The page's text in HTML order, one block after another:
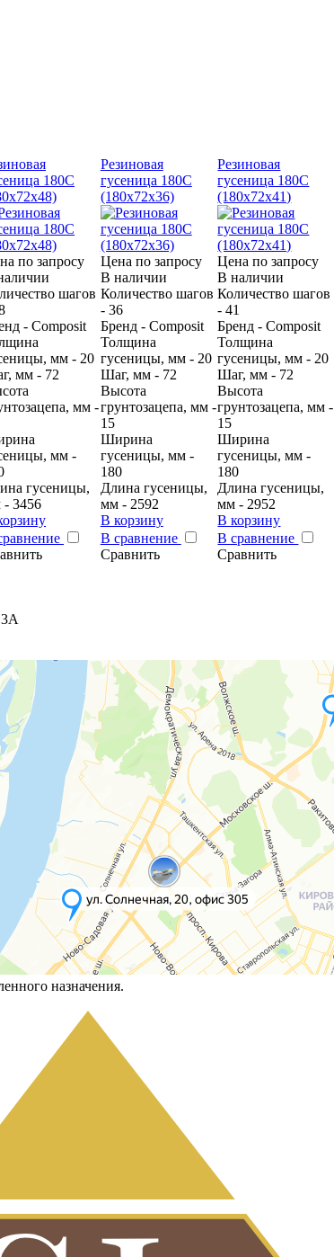
180С
по запросу
шагов
- Composit
мм - 20
мм - 72
мм -
мм -
гусеницы,
3456
Резиновая
гусеница 180С
(180х72х36)
Цена по запросу
В наличии
Количество шагов
- 36
Бренд - Composit
Толщина
гусеницы, мм - 20
Шаг, мм - 72
Высота
грунтозацепа, мм -
15
Ширина
гусеницы, мм -
180
Длина гусеницы,
мм - 2592
В корзину
В сравнение
Сравнить
Резиновая
гусеница 180С
(180х72х41)
Цена по запросу
В наличии
Количество шагов
- 41
Бренд - Composit
Толщина
гусеницы, мм - 20
Шаг, мм - 72
Высота
грунтозацепа, мм -
15
Ширина
гусеницы, мм -
180
Длина гусеницы,
мм - 2952
В корзину
В сравнение
Сравнить
3А
назначения.